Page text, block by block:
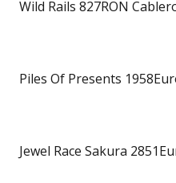
Wild Rails 827RON
Piles Of Presents
Jewel Race Sakura